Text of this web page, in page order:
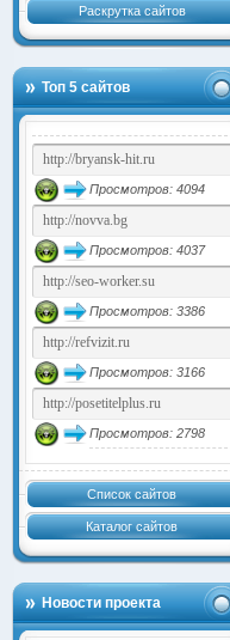
Раскрутка сайтов
Топ 5 сайтов
Просмотров: 4094
Просмотров: 4037
Просмотров: 3386
Просмотров: 3166
Просмотров: 2798
Список сайтов
Каталог сайтов
Новости проекта